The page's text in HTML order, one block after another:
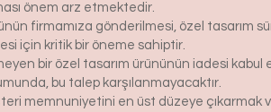
önem arz etmektedir.
firmamıza gönderilmesi, özel tasarım
için kritik bir öneme sahiptir.
bir özel tasarım ürününün iadesi
bu talep karşılanmayacaktır.
memnuniyetini en üst düzeye çıkarmak